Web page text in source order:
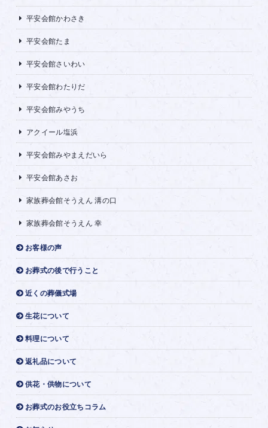
平安会館かわさき
平安会館たま
平安会館さいわい
平安会館わたりだ
平安会館みやうち
アクイール塩浜
平安会館みやまえだいら
平安会館あさお
家族葬会館そうえん 溝の口
家族葬会館そうえん 幸
お客様の声
お葬式の後で行うこと
近くの葬儀式場
生花について
料理について
返礼品について
供花・供物について
お葬式のお役立ちコラム